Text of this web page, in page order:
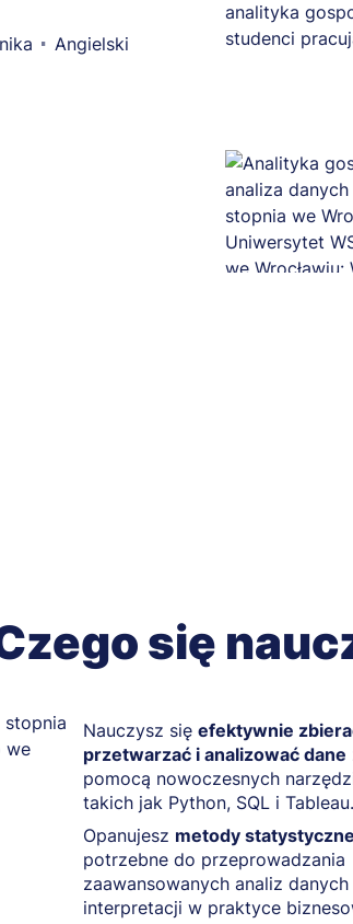
Angielski
się
Nauczysz się efektywnie
przetwarzać i analizować dane
pomocą nowoczesnych
takich jak Python, SQL i Tableau.
Opanujesz metody statystyczne
potrzebne do przeprowadzania
zaawansowanych analiz
interpretacji w praktyce